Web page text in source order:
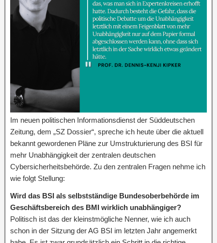
Im neuen politischen Informationsdienst der Süddeutschen
Zeitung, dem „SZ Dossier“, spreche ich heute über die aktuell
bekannt gewordenen Pläne zur Umstrukturierung des BSI für
mehr Unabhängigkeit der zentralen deutschen
Cybersicherheitsbehörde. Zu den zentralen Fragen nehme ich
wie folgt Stellung:
Wird das BSI als selbstständige Bundesoberbehörde im
Geschäftsbereich des BMI wirklich unabhängiger?
Politisch ist das der kleinstmögliche Nenner, wie ich auch
schon in der Sitzung der AG BSI im letzten Jahr angemerkt